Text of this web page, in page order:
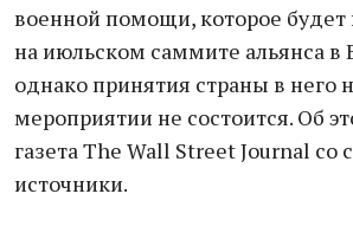
военной помощи, которое будет
на июльском саммите альянса в
однако принятия страны в него
мероприятии не состоится. Об
газета The Wall Street Journal со
источники.